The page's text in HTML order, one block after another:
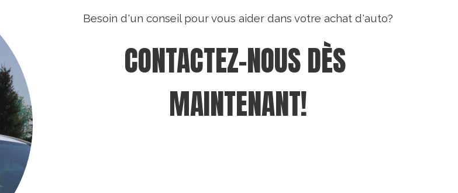
Besoin d'un conseil pour vous aider dans votre achat d'auto?
CONTACTEZ-NOUS DÈS
MAINTENANT!